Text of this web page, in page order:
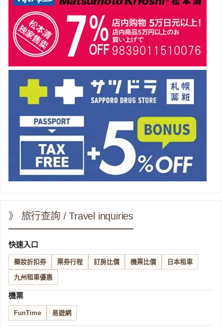
》 旅行查詢 / Travel inquiries
快速入口
藥妝折扣券 票券行程 訂房比價 機票比價 日本租車
九州租車優惠
機票
FunTime 易遊網